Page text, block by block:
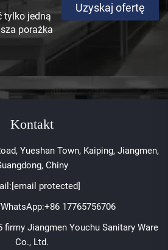
tylko jedną
porażka
Uzyskaj ofertę
Kontakt
Yueshan Town, Kaiping, Jiangmen,
Chiny
[email protected]
+86 17765756706
Jiangmen Youchu Sanitary Ware
Co., Ltd.